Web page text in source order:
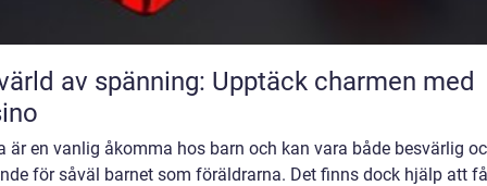
av spänning: Upptäck charmen med
är en vanlig åkomma hos barn och kan vara både besvärlig
för såväl barnet som föräldrarna. Det finns dock hjälp att